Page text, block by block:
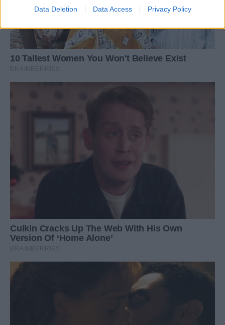
Data Deletion Data Access Privacy Policy